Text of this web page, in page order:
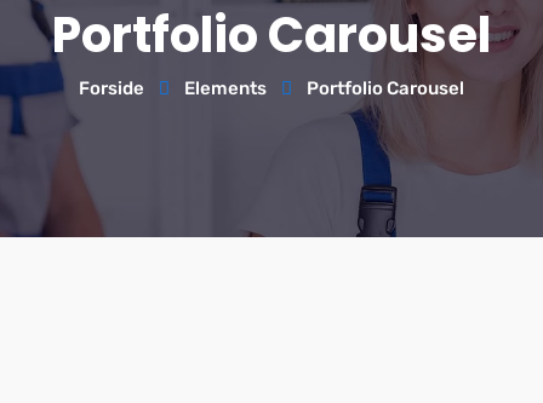
Portfolio Carousel
Forside Elements Portfolio Carousel